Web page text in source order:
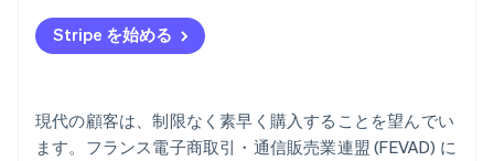
Stripe を始める
現代の顧客は、制限なく素早く購入することを望んでい
ます。フランス電子商取引・通信販売業連盟 (FEVAD) に